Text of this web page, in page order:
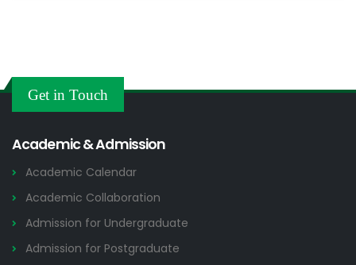
Get in Touch
Academic & Admission
Academic Calendar
Academic Collaboration
Admission for Undergraduate
Admission for Postgraduate